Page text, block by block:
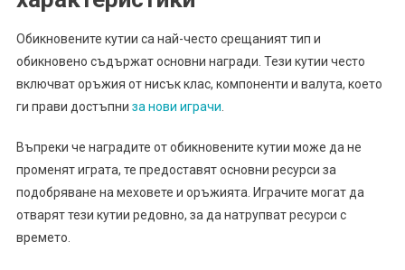
Обикновените кутии са най-често срещаният тип и
обикновено съдържат основни награди. Тези кутии често
включват оръжия от нисък клас, компоненти и валута, което
ги прави достъпни за нови играчи.
Въпреки че наградите от обикновените кутии може да не
променят играта, те предоставят основни ресурси за
подобряване на меховете и оръжията. Играчите могат да
отварят тези кутии редовно, за да натрупват ресурси с
времето.